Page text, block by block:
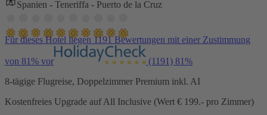
Spanien - Teneriffa - Puerto de la Cruz
Für dieses Hotel liegen 1191 Bewertungen mit einer Zustimmung
von 81% vor (1191) 81%
8-tägige Flugreise, Doppelzimmer Premium inkl. AI
Kostenfreies Upgrade auf All Inclusive (Wert € 199.- pro Zimmer)